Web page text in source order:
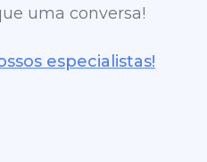
uma conversa!
especialistas!